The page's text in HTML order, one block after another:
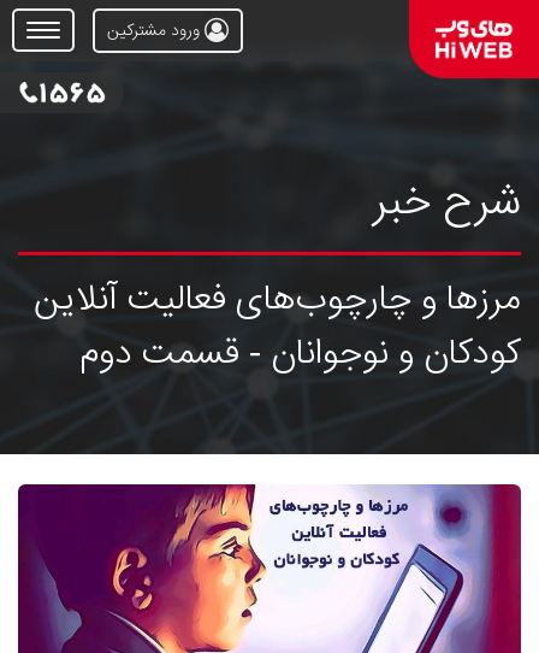
Open
Menu
ورود مشترکین
شرح خبر
مرزها و چارچوب‌های فعالیت آنلاین
کودکان و نوجوانان - قسمت دوم